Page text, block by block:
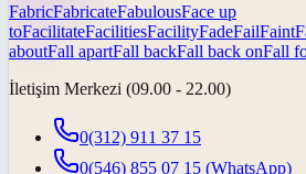
FabricFabricateFabulousFace up
toFacilitateFacilitiesFacilityFadeFailFaint
aboutFall apartFall backFall back onFall
İletişim Merkezi (09.00 - 22.00)
0(312) 911 37 15
0(546) 855 07 15 (WhatsApp)